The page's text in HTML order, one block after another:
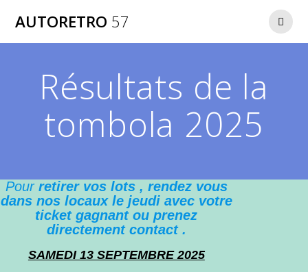
AUTORETRO 57
Résultats de la
tombola 2025
Pourretirer vos lots , rendez vous
dans nos locaux le jeudi avec votre
ticket gagnant ou prenez
directement contact .
SAMEDI 13 SEPTEMBRE 2025